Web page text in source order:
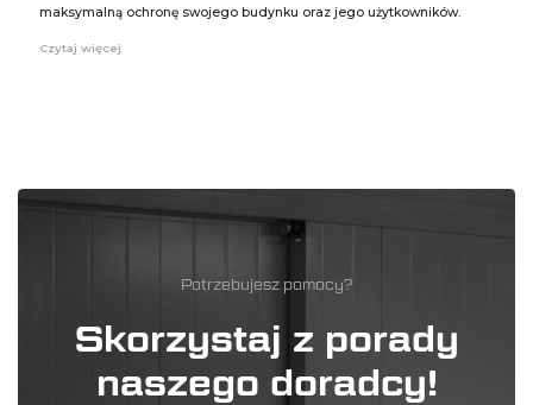
maksymalną ochronę swojego budynku oraz jego użytkowników.
Czytaj więcej
Potrzebujesz pomocy?
Skorzystaj z porady
naszego doradcy!